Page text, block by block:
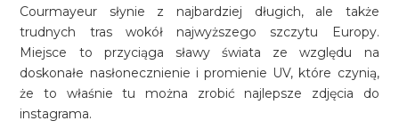
Courmayeur słynie z najbardziej długich, ale także
trudnych tras wokół najwyższego szczytu Europy.
Miejsce to przyciąga sławy świata ze względu na
doskonałe nasłonecznienie i promienie UV, które czynią,
że to właśnie tu można zrobić najlepsze zdjęcia do
instagrama.